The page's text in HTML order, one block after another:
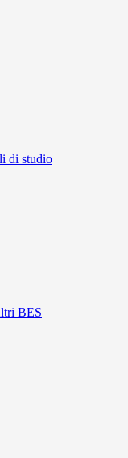
di studio
BES